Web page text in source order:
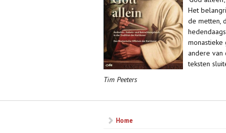
Het
de metten,
andere van
teksten
Tim Peeters
Home